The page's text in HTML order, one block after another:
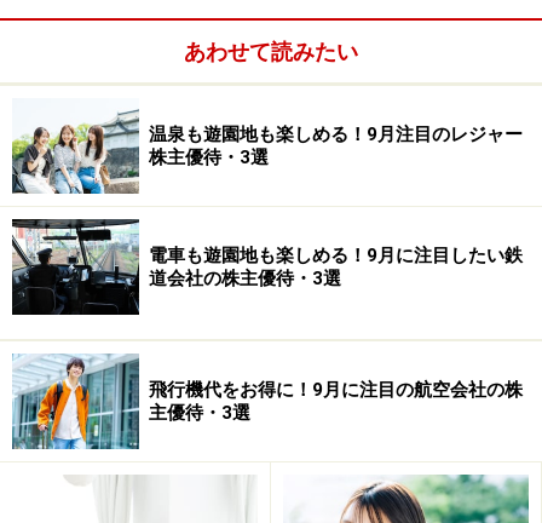
PBR（連) 6.53倍
予想配当利回り 0.15％
株主優待利回り 0.7％
時価総額299億円
あわせて読みたい
温泉も遊園地も楽しめる！9月注目のレジャー
株主優待・3選
電車も遊園地も楽しめる！9月に注目したい鉄
道会社の株主優待・3選
飛行機代をお得に！9月に注目の航空会社の株
主優待・3選